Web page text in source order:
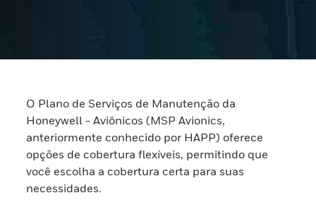
O Plano de Serviços de Manutenção da
Honeywell - Aviônicos (MSP Avionics,
anteriormente conhecido por HAPP) oferece
opções de cobertura flexíveis, permitindo que
você escolha a cobertura certa para suas
necessidades.